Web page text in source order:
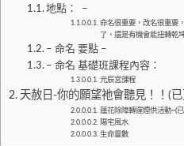
地點： –
命名很重要，改名很重要
了，還是有機會能扭轉乾
– 命名 要點 –
– 命名 基礎班課程內容：
元辰宮課程
天赦日-你的願望祂會聽見！！(已
蓮花除障轉運煙供活動~(
陽宅風水
生命靈數